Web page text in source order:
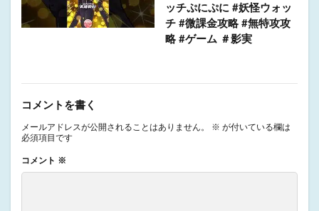
ッチぷにぷに #妖怪ウォッ
チ #微課金攻略 #無特攻攻
略 #ゲーム ＃影実
コメントを書く
メールアドレスが公開されることはありません。 ※ が付いている欄は
必須項目です
コメント ※